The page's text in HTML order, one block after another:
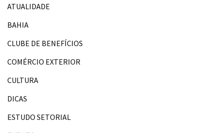
ATUALIDADE
BAHIA
CLUBE DE BENEFÍCIOS
COMÉRCIO EXTERIOR
CULTURA
DICAS
ESTUDO SETORIAL